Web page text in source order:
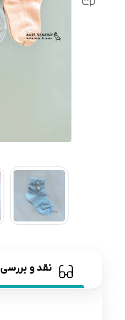
اسباب بازی نوزاد
نقد و بررسی